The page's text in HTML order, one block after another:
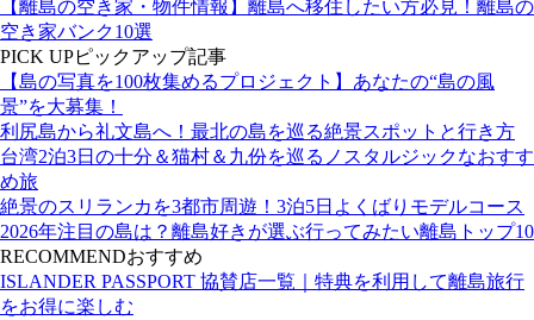
【離島の空き家・物件情報】離島へ移住したい方必見！離島の
空き家バンク10選
PICK UPピックアップ記事
【島の写真を100枚集めるプロジェクト】あなたの“島の風
景”を大募集！
利尻島から礼文島へ！最北の島を巡る絶景スポットと行き方
台湾2泊3日の十分＆猫村＆九份を巡るノスタルジックなおすす
め旅
絶景のスリランカを3都市周遊！3泊5日よくばりモデルコース
2026年注目の島は？離島好きが選ぶ行ってみたい離島トップ10
RECOMMENDおすすめ
ISLANDER PASSPORT 協賛店一覧｜特典を利用して離島旅行
をお得に楽しむ